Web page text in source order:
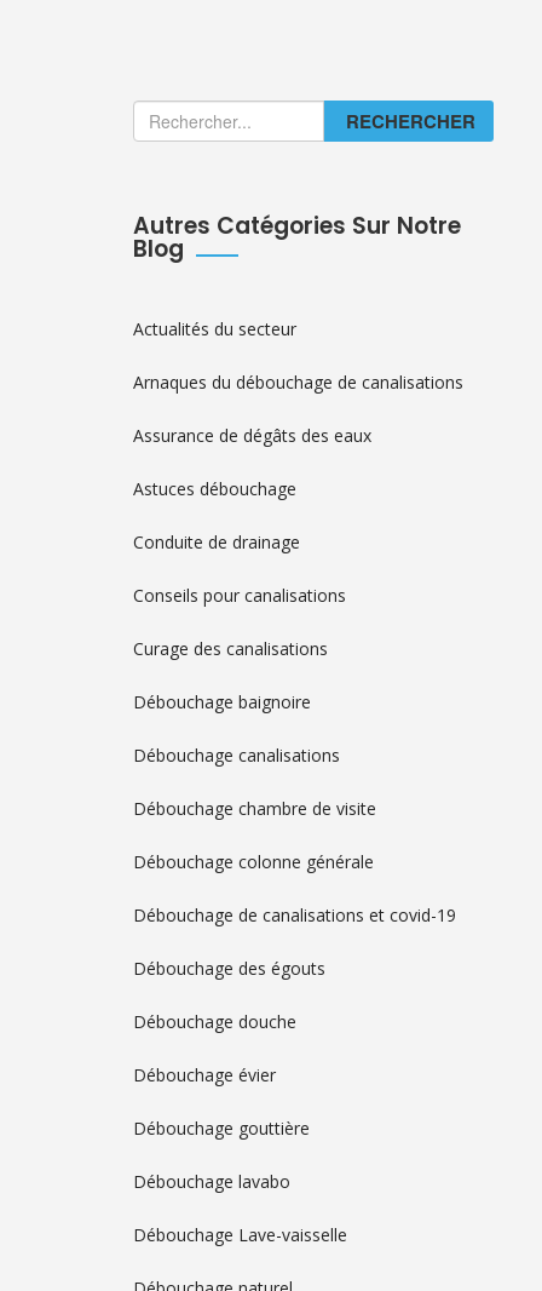
RECHERCHER
Autres Catégories Sur Notre
Blog
Actualités du secteur
Arnaques du débouchage de canalisations
Assurance de dégâts des eaux
Astuces débouchage
Conduite de drainage
Conseils pour canalisations
Curage des canalisations
Débouchage baignoire
Débouchage canalisations
Débouchage chambre de visite
Débouchage colonne générale
Débouchage de canalisations et covid-19
Débouchage des égouts
Débouchage douche
Débouchage évier
Débouchage gouttière
Débouchage lavabo
Débouchage Lave-vaisselle